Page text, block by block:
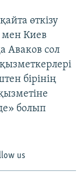
өткізу
Киев
Аваков сол
бірінің
болып
us